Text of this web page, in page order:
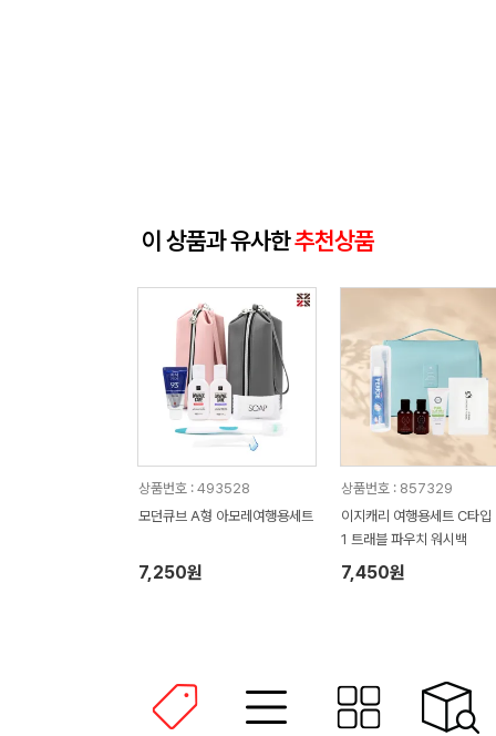
이 상품과 유사한추천상품
상품번호 : 493528
모던큐브 A형 아모레여행용세트
7,250원
상품번호 : 857329
이지캐리 여행용세트 C타
1 트래블 파우치 워시백
7,450원